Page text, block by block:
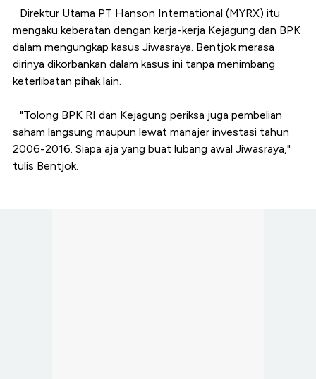
Direktur Utama PT Hanson International (MYRX) itu
mengaku keberatan dengan kerja-kerja Kejagung dan BPK
dalam mengungkap kasus Jiwasraya. Bentjok merasa
dirinya dikorbankan dalam kasus ini tanpa menimbang
keterlibatan pihak lain.
"Tolong BPK RI dan Kejagung periksa juga pembelian
saham langsung maupun lewat manajer investasi tahun
2006-2016. Siapa aja yang buat lubang awal Jiwasraya,"
tulis Bentjok.